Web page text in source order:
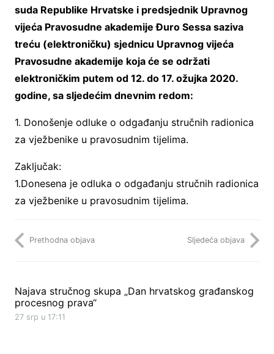
suda Republike Hrvatske i predsjednik Upravnog
vijeća Pravosudne akademije Đuro Sessa saziva
treću (elektroničku) sjednicu Upravnog vijeća
Pravosudne akademije koja će se održati
elektroničkim putem od 12. do 17. ožujka 2020.
godine, sa sljedećim dnevnim redom:
1. Donošenje odluke o odgađanju stručnih radionica
za vježbenike u pravosudnim tijelima.
Zaključak:
1.Donesena je odluka o odgađanju stručnih radionica
za vježbenike u pravosudnim tijelima.
Prethodna objava Sljedeća objava
Najava stručnog skupa „Dan hrvatskog građanskog
procesnog prava“
27 srp u 17:11